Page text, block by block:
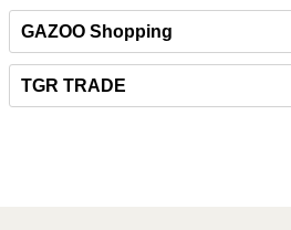
GAZOO Shopping
TGR TRADE